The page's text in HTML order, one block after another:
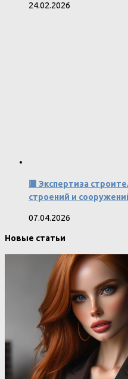
24.02.2026
🟥 Экспертиза
строений и
07.04.2026
Новые статьи